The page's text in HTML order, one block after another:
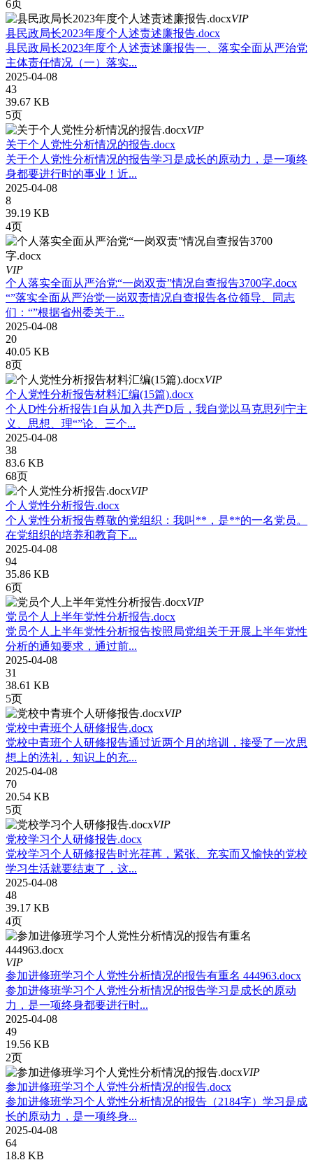
6页
VIP
县民政局长2023年度个人述责述廉报告.docx
县民政局长2023年度个人述责述廉报告一、落实全面从严治党
主体责任情况（一）落实...
2025-04-08
43
39.67 KB
5页
VIP
关于个人党性分析情况的报告.docx
关于个人党性分析情况的报告学习是成长的原动力，是一项终
身都要进行时的事业！近...
2025-04-08
8
39.19 KB
4页
VIP
个人落实全面从严治党“一岗双责”情况自查报告3700字.docx
“”落实全面从严治党一岗双责情况自查报告各位领导、同志
们：“”根据省州委关于...
2025-04-08
20
40.05 KB
8页
VIP
个人党性分析报告材料汇编(15篇).docx
个人D性分析报告1自从加入共产D后，我自觉以马克思列宁主
义、思想、理“”论、三个...
2025-04-08
38
83.6 KB
68页
VIP
个人党性分析报告.docx
个人党性分析报告尊敬的党组织：我叫**，是**的一名党员。
在党组织的培养和教育下...
2025-04-08
94
35.86 KB
6页
VIP
党员个人上半年党性分析报告.docx
党员个人上半年党性分析报告按照局党组关于开展上半年党性
分析的通知要求，通过前...
2025-04-08
31
38.61 KB
5页
VIP
党校中青班个人研修报告.docx
党校中青班个人研修报告通过近两个月的培训，接受了一次思
想上的洗礼，知识上的充...
2025-04-08
70
20.54 KB
5页
VIP
党校学习个人研修报告.docx
党校学习个人研修报告时光荏苒，紧张、充实而又愉快的党校
学习生活就要结束了，这...
2025-04-08
48
39.17 KB
4页
VIP
参加进修班学习个人党性分析情况的报告有重名 444963.docx
参加进修班学习个人党性分析情况的报告学习是成长的原动
力，是一项终身都要进行时...
2025-04-08
49
19.56 KB
2页
VIP
参加进修班学习个人党性分析情况的报告.docx
参加进修班学习个人党性分析情况的报告（2184字）学习是成
长的原动力，是一项终身...
2025-04-08
64
18.8 KB